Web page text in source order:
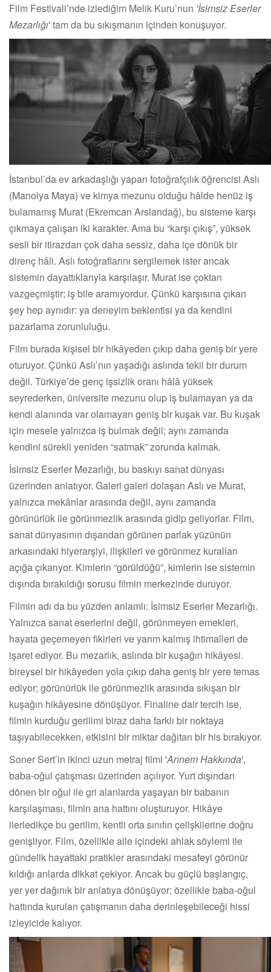
Film Festivali’nde izlediğim Melik Kuru’nun 'İsimsiz Eserler
Mezarlığı' tam da bu sıkışmanın içinden konuşuyor.
İstanbul’da ev arkadaşlığı yapan fotoğrafçılık öğrencisi Aslı
(Manolya Maya) ve kimya mezunu olduğu hâlde henüz iş
bulamamış Murat (Ekremcan Arslandağ), bu sisteme karşı
çıkmaya çalışan iki karakter. Ama bu “karşı çıkış”, yüksek
sesli bir itirazdan çok daha sessiz, daha içe dönük bir
direnç hâli. Aslı fotoğraflarını sergilemek ister ancak
sistemin dayattıklarıyla karşılaşır. Murat ise çoktan
vazgeçmiştir; iş bile aramıyordur. Çünkü karşısına çıkan
şey hep aynıdır: ya deneyim beklentisi ya da kendini
pazarlama zorunluluğu.
Film burada kişisel bir hikâyeden çıkıp daha geniş bir yere
oturuyor. Çünkü Aslı’nın yaşadığı aslında tekil bir durum
değil. Türkiye’de genç işsizlik oranı hâlâ yüksek
seyrederken, üniversite mezunu olup iş bulamayan ya da
kendi alanında var olamayan geniş bir kuşak var. Bu kuşak
için mesele yalnızca iş bulmak değil; aynı zamanda
kendini sürekli yeniden “satmak” zorunda kalmak.
İsimsiz Eserler Mezarlığı, bu baskıyı sanat dünyası
üzerinden anlatıyor. Galeri galeri dolaşan Aslı ve Murat,
yalnızca mekânlar arasında değil, aynı zamanda
görünürlük ile görünmezlik arasında gidip geliyorlar. Film,
sanat dünyasının dışarıdan görünen parlak yüzünün
arkasındaki hiyerarşiyi, ilişkileri ve görünmez kuralları
açığa çıkarıyor. Kimlerin “görüldüğü”, kimlerin ise sistemin
dışında bırakıldığı sorusu filmin merkezinde duruyor.
Filmin adı da bu yüzden anlamlı: İsimsiz Eserler Mezarlığı.
Yalnızca sanat eserlerini değil, görünmeyen emekleri,
hayata geçemeyen fikirleri ve yarım kalmış ihtimalleri de
işaret ediyor. Bu mezarlık, aslında bir kuşağın hikâyesi.
bireysel bir hikâyeden yola çıkıp daha geniş bir yere temas
ediyor; görünürlük ile görünmezlik arasında sıkışan bir
kuşağın hikâyesine dönüşüyor. Finaline dair tercih ise,
filmin kurduğu gerilimi biraz daha farklı bir noktaya
taşıyabilecekken, etkisini bir miktar dağıtan bir his bırakıyor.
Soner Sert’in ikinci uzun metraj filmi 'Annem Hakkında',
baba-oğul çatışması üzerinden açılıyor. Yurt dışından
dönen bir oğul ile gri alanlarda yaşayan bir babanın
karşılaşması, filmin ana hattını oluşturuyor. Hikâye
ilerledikçe bu gerilim, kentli orta sınıfın çelişkilerine doğru
genişliyor. Film, özellikle aile içindeki ahlak söylemi ile
gündelik hayattaki pratikler arasındaki mesafeyi görünür
kıldığı anlarda dikkat çekiyor. Ancak bu güçlü başlangıç,
yer yer dağınık bir anlatıya dönüşüyor; özellikle baba-oğul
hattında kurulan çatışmanın daha derinleşebileceği hissi
izleyicide kalıyor.